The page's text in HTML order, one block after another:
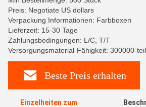
Preis: Negotiate US dollars
Verpackung Informationen: Farbboxen
Lieferzeit: 15-30 Tage
Zahlungsbedingungen: L/C, T/T
Versorgungsmaterial-Fähigkeit: 300000-
Beste Preis erhalten
Einzelheiten zum